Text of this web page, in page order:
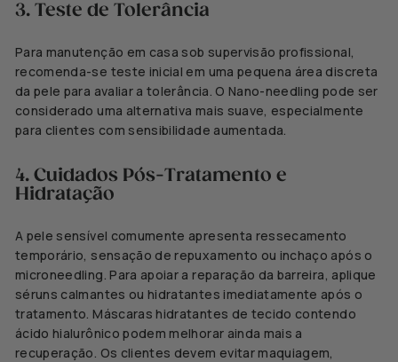
3. Teste de Tolerância
Para manutenção em casa sob supervisão profissional,
recomenda-se teste inicial em uma pequena área discreta
da pele para avaliar a tolerância. O Nano-needling pode ser
considerado uma alternativa mais suave, especialmente
para clientes com sensibilidade aumentada.
4. Cuidados Pós-Tratamento e
Hidratação
A pele sensível comumente apresenta ressecamento
temporário, sensação de repuxamento ou inchaço após o
microneedling. Para apoiar a reparação da barreira, aplique
séruns calmantes ou hidratantes imediatamente após o
tratamento. Máscaras hidratantes de tecido contendo
ácido hialurônico podem melhorar ainda mais a
recuperação. Os clientes devem evitar maquiagem,